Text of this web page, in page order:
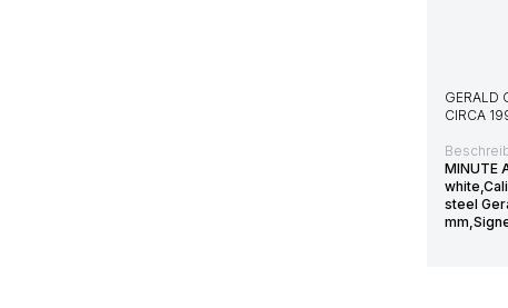
GERALD
CIRCA
MINUTE
steel